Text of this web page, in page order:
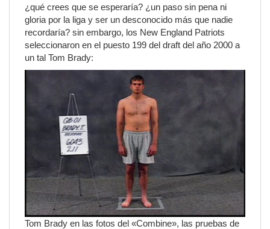
¿qué crees que se esperaría? ¿un paso sin pena ni
gloria por la liga y ser un desconocido más que nadie
recordaría? sin embargo, los New England Patriots
seleccionaron en el puesto 199 del draft del año 2000 a
un tal Tom Brady:
Tom Brady en las fotos del «Combine», las pruebas de